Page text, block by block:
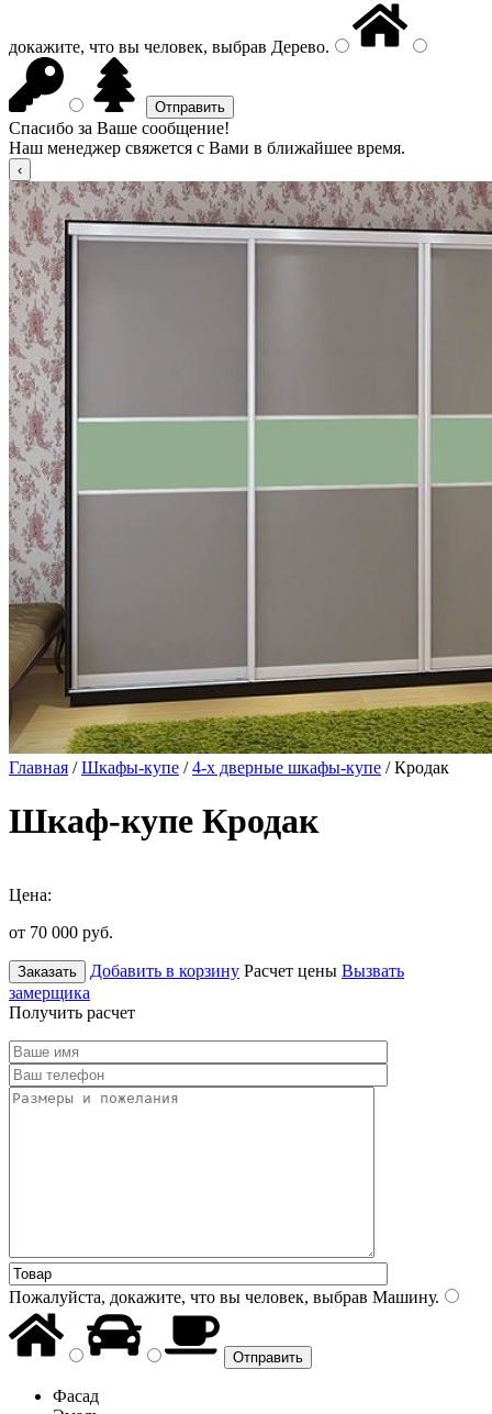
докажите, что вы человек, выбрав Дерево.
Спасибо за Ваше сообщение!
Наш менеджер свяжется с Вами в ближайшее время.
Главная /Шкафы-купе /4-х дверные шкафы-купе / Кродак
Шкаф-купе Кродак
Цена:
от 70 000 руб.
Заказать Добавить в корзину Расчет цены Вызвать
замерщика
Получить расчет
Пожалуйста, докажите, что вы человек, выбрав Машину.
Фасад